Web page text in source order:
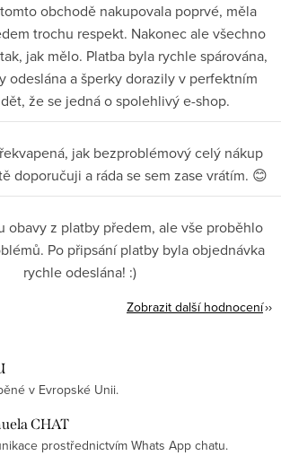
obchodě nakupovala poprvé, měla
trochu respekt. Nakonec ale všechno
jak mělo. Platba byla rychle spárována,
odeslána a šperky dorazily v perfektním
že se jedná o spolehlivý e-shop.
jak bezproblémový celý nákup
doporučuji a ráda se sem zase vrátím. 😊
obavy z platby předem, ale vše proběhlo
Po připsání platby byla objednávka
rychle odeslána! :)
Zobrazit další hodnocení
v Evropské Unii.
CHAT
prostřednictvím Whats App chatu.